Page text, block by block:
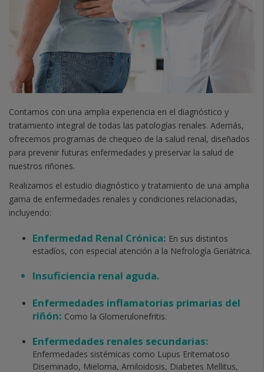
Contamos con una amplia experiencia en el diagnóstico y
tratamiento integral de todas las patologías renales. Además,
ofrecemos programas de chequeo de la salud renal, diseñados
para prevenir futuras enfermedades y preservar la salud de
nuestros riñones.
Realizamos el estudio diagnóstico y tratamiento de una amplia
gama de enfermedades renales y condiciones relacionadas,
incluyendo:
Enfermedad Renal Crónica: En sus distintos
estadíos, con especial atención a la Nefrología Geriátrica.
Insuficiencia renal aguda.
Enfermedades inflamatorias primarias del
riñón: Como la Glomerulonefritis.
Enfermedades renales secundarias:
Enfermedades sistémicas como Lupus Eritematoso
Diseminado, Mieloma, Amiloidosis, Diabetes Mellitus,